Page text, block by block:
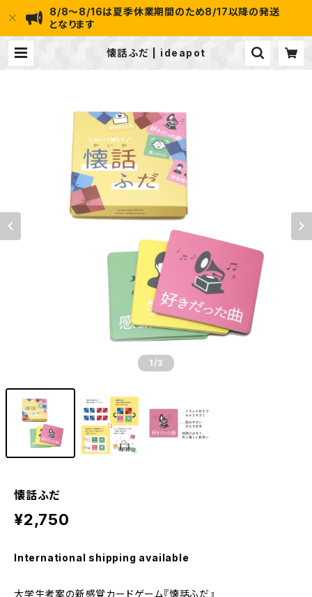
8/8～8/16は夏季休業期間のため8/17以降の発送
となります
懐話ふだ | ideapot
1 /3
懐話ふだ
¥2,750
International shipping available
大学生考案の新感覚カードゲーム『懐話ふだ』